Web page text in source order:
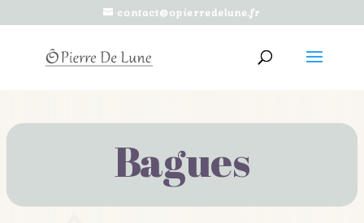
contact@opierredelune.fr
Bagues